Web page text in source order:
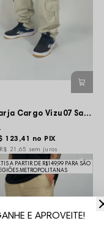
Calça Sarja Cargo Vizu07 Same Side - Creme
123,41 no PIX
R$ 21,65 sem juros
A PARTIR DE R$149,99 PARA SÃO
METROPOLITANAS
E APROVEITE!